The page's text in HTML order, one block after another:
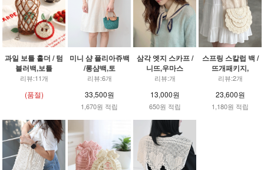
과일 보틀 홀더 / 텀
블러백,보틀
리뷰:11개
(품절)
미니 샴 플리아쥬백
/롱샴백,토
리뷰:6개
33,500원
1,670원 적립
삼각 엣지 스카프 /
니뜨,우마스
리뷰:개
13,000원
650원 적립
스프링 스칼럽 백 /
뜨개패키지,
리뷰:2개
23,600원
1,180원 적립